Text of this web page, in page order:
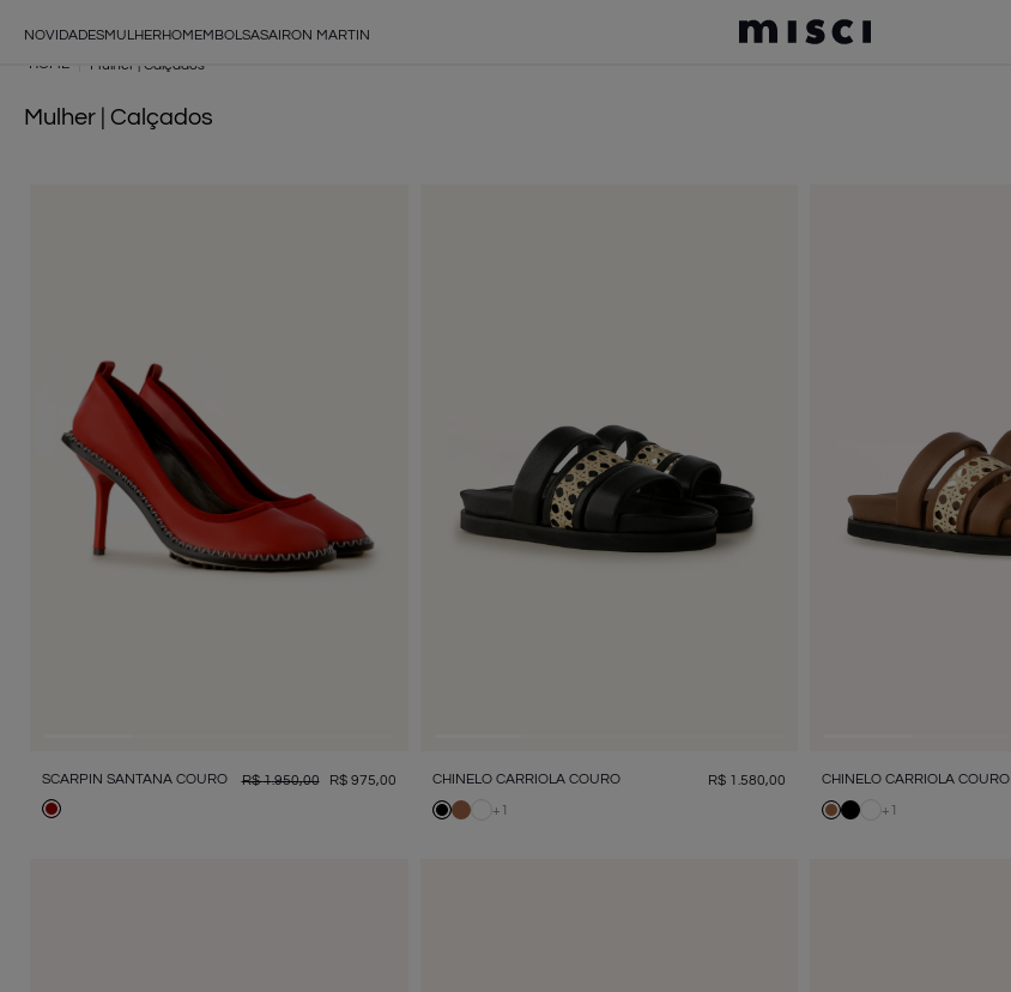
NOVIDADESMULHERHOMEMBOLSASAIRON MARTIN
Mulher | Calçados
Mulher | Calçados
SCARPIN SANTANA COURO R$ 1.950,00 R$ 975,00 CHINELO CARRIOLA COURO R$ 1 .580,00
+ 1
CHINELO CARRIOLA COURO
+ 1
TERMOS MAIS BUSCADOS
betty